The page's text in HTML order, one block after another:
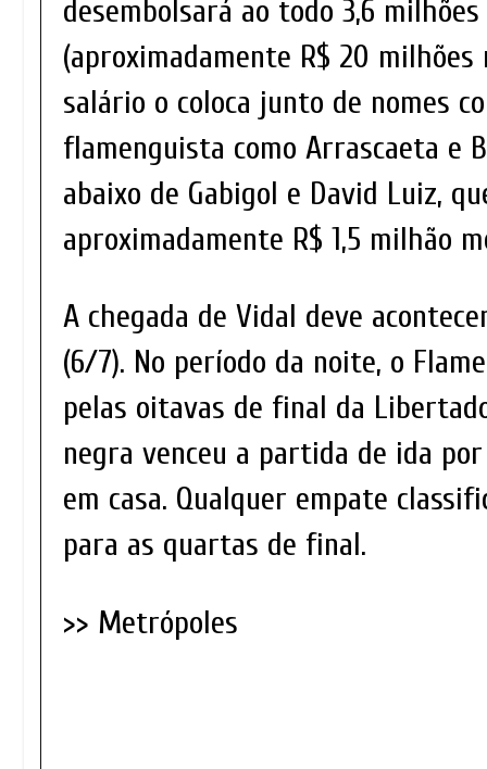
desembolsará ao todo 3,6
(aproximadamente R$ 20 milhões
salário o coloca junto de nomes
flamenguista como Arrascaeta e
abaixo de Gabigol e David Luiz,
aproximadamente R$ 1,5 milhão
A chegada de Vidal deve
(6/7). No período da noite, o
pelas oitavas de final da
negra venceu a partida de ida
em casa. Qualquer empate
para as quartas de final.
>> Metrópoles